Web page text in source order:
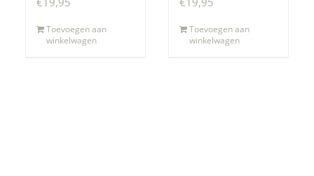
Toevoegen aan
winkelwagen
Toevoegen aan
winkelwagen